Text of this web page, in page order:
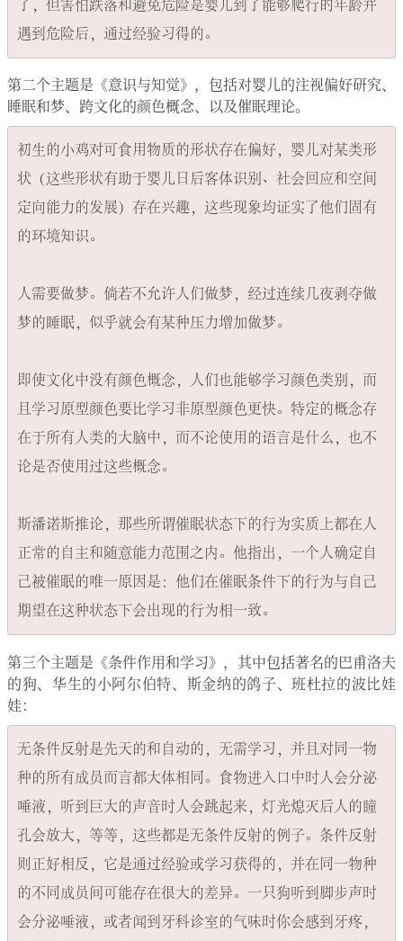
了，但害怕跌落和避免危险是婴儿到了能够爬行的年龄并
第二个主题是《意识与知觉》，包括对婴儿的注视偏好研究、
睡眠和梦、跨文化的颜色概念、以及催眠理论。
初生的小鸡对可食用物质的形状存在偏好，婴儿对某类形
状（这些形状有助于婴儿日后客体识别、社会回应和空间
定向能力的发展）存在兴趣，这些现象均证实了他们固有
的环境知识。
人需要做梦。倘若不允许人们做梦，经过连续几夜剥夺做
梦的睡眠，似乎就会有某种压力增加做梦。
即使文化中没有颜色概念，人们也能够学习颜色类别，而
且学习原型颜色要比学习非原型颜色更快。特定的概念存
在于所有人类的大脑中，而不论使用的语言是什么，也不
论是否使用过这些概念。
斯潘诺斯推论，那些所谓催眠状态下的行为实质上都在人
正常的自主和随意能力范围之内。他指出，一个人确定自
己被催眠的唯一原因是：他们在催眠条件下的行为与自己
第三个主题是《条件作用和学习》，其中包括著名的巴甫洛夫
的狗、华生的小阿尔伯特、斯金纳的鸽子、班杜拉的波比娃
娃：
无条件反射是先天的和自动的，无需学习，并且对同一物
种的所有成员而言都大体相同。食物进入口中时人会分泌
唾液，听到巨大的声音时人会跳起来，灯光熄灭后人的瞳
孔会放大，等等，这些都是无条件反射的例子。条件反射
则正好相反，它是通过经验或学习获得的，并在同一物种
的不同成员间可能存在很大的差异。一只狗听到脚步声时
会分泌唾液，或者闻到牙科诊室的气味时你会感到牙疼，